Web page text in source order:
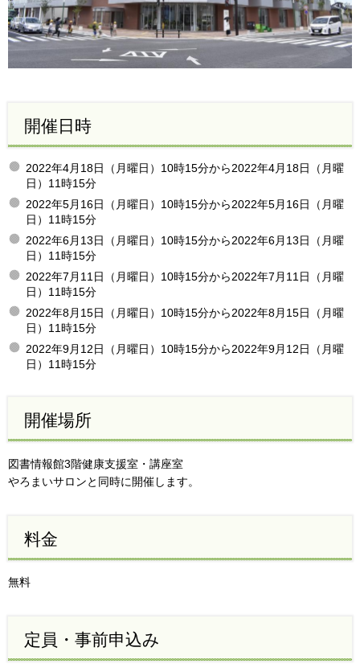
開催日時
2022年4月18日（月曜日）10時15分から2022年4月18日（月曜
日）11時15分
2022年5月16日（月曜日）10時15分から2022年5月16日（月曜
日）11時15分
2022年6月13日（月曜日）10時15分から2022年6月13日（月曜
日）11時15分
2022年7月11日（月曜日）10時15分から2022年7月11日（月曜
日）11時15分
2022年8月15日（月曜日）10時15分から2022年8月15日（月曜
日）11時15分
2022年9月12日（月曜日）10時15分から2022年9月12日（月曜
日）11時15分
開催場所
図書情報館3階健康支援室・講座室
やろまいサロンと同時に開催します。
料金
無料
定員・事前申込み